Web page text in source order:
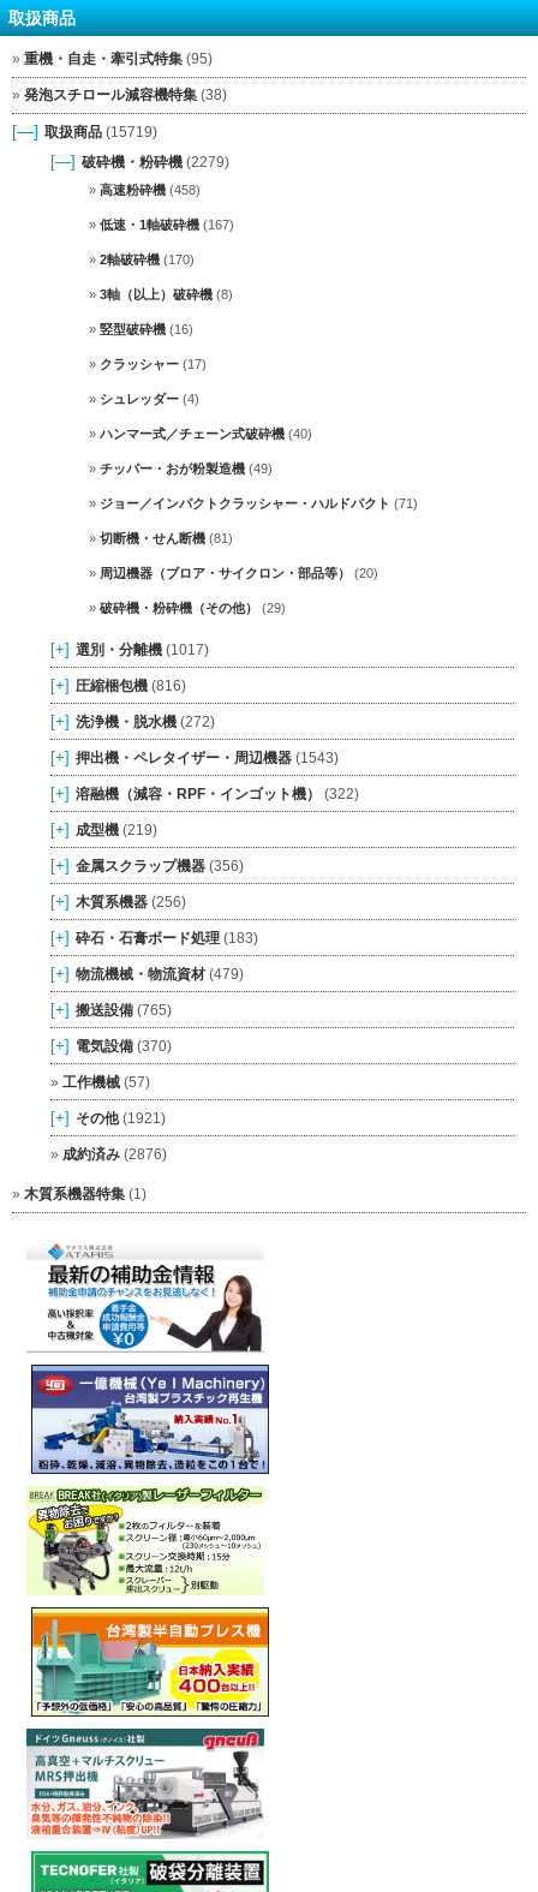
取扱商品
重機・自走・牽引式特集 (95)
発泡スチロール減容機特集 (38)
[—] 取扱商品 (15719)
[—] 破砕機・粉砕機 (2279)
高速粉砕機 (458)
低速・1軸破砕機 (167)
2軸破砕機 (170)
3軸（以上）破砕機 (8)
竪型破砕機 (16)
クラッシャー (17)
シュレッダー (4)
ハンマー式／チェーン式破砕機 (40)
チッパー・おが粉製造機 (49)
ジョー／インパクトクラッシャー・ハルドパクト (71)
切断機・せん断機 (81)
周辺機器（ブロア・サイクロン・部品等） (20)
破砕機・粉砕機（その他） (29)
[+] 選別・分離機 (1017)
[+] 圧縮梱包機 (816)
[+] 洗浄機・脱水機 (272)
[+] 押出機・ペレタイザー・周辺機器 (1543)
[+] 溶融機（減容・RPF・インゴット機） (322)
[+] 成型機 (219)
[+] 金属スクラップ機器 (356)
[+] 木質系機器 (256)
[+] 砕石・石膏ボード処理 (183)
[+] 物流機械・物流資材 (479)
[+] 搬送設備 (765)
[+] 電気設備 (370)
工作機械 (57)
[+] その他(1921)
成約済み (2876)
木質系機器特集 (1)